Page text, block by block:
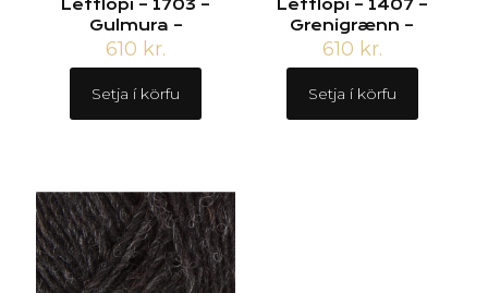
Léttlopi – 1703 –
Gulmura –
610 kr.
Setja í körfu
Léttlopi – 1407 –
Grenigrænn –
610 kr.
Setja í körfu